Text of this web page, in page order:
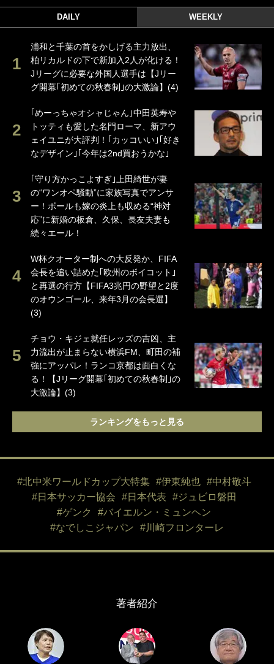
DAILY WEEKLY
浦和と千葉の首をかしげる主力放出、
柏リカルドの下で新加入2人が化ける！
Jリーグに必要な外国人選手は【Jリー
グ開幕｢初めての秋春制｣の大激論】(4)
｢めーっちゃオシャじゃん｣中田英寿や
トッティも愛した名門ローマ、新アウ
ェイユニが大評判！｢カッコいい｣｢好き
なデザイン｣｢今年は2nd買おうかな｣
｢守り方かっこよすぎ｣上田綺世が妻
の“ワンオペ騒動”に家族写真でアンサ
ー！ボールも嫁の炎上も収める“神対
応”に新婚の板倉、久保、長友夫妻も
続々エール！
W杯クオーター制への大反発か、FIFA
会長を追い詰めた｢欧州のボイコット｣
と再選の行方【FIFA3兆円の野望と2度
のオウンゴール、来年3月の会長選】
(3)
チョウ・キジェ就任レッズの吉凶、主
力流出が止まらない横浜FM、町田の補
強にアッパレ！ランコ京都は面白くな
る！【Jリーグ開幕｢初めての秋春制｣の
大激論】(3)
ランキングをもっと見る
#北中米ワールドカップ大特集 #伊東純也
#中村敬斗
#日本サッカー協会
#日本代表
#ジュビロ磐田
#ゲンク
#バイエルン・ミュンヘン
#なでしこジャパン
#川崎フロンターレ
著者紹介